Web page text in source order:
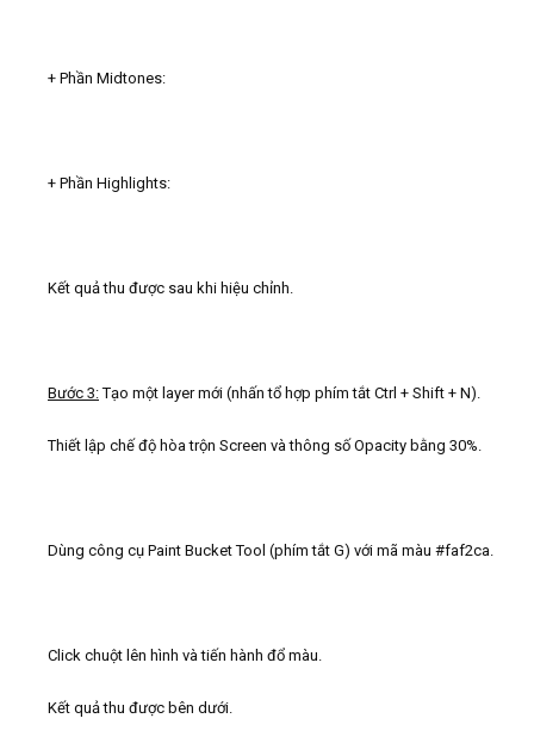
+ Phần Midtones:
+ Phần Highlights:
Kết quả thu được sau khi hiệu chỉnh.
Bước 3:Tạo một layer mới (nhấn tổ hợp phím tắt Ctrl + Shift + N).
Thiết lập chế độ hòa trộn Screen và thông số Opacity bằng 30%.
Dùng công cụ Paint Bucket Tool (phím tắt G) với mã màu #faf2ca.
Click chuột lên hình và tiến hành đổ màu.
Kết quả thu được bên dưới.